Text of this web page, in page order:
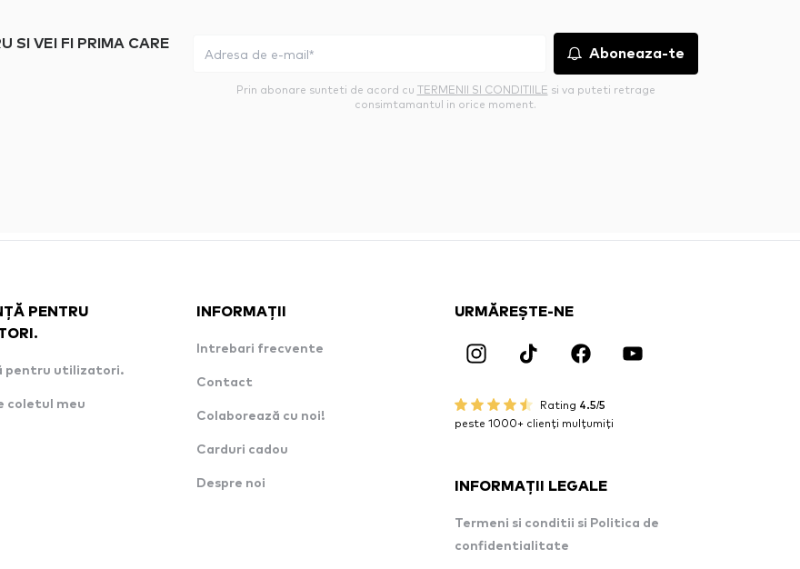
SI VEI FI PRIMA CARE
Aboneaza-te
Prin abonare sunteti de acord cu TERMENII SI CONDITIILE si va puteti retrage
consimtamantul in orice moment.
PENTRU
pentru utilizatori.
coletul meu
INFORMAȚII
Intrebari frecvente
Contact
Colaborează cu noi!
Carduri cadou
Despre noi
URMĂREȘTE-NE
Rating 4.5/5
peste 1000+ clienți mulțumiți
INFORMAȚII LEGALE
Termeni si conditii si Politica de
confidentialitate